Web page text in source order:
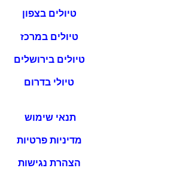
טיולים בצפון
טיולים במרכז
טיולים בירושלים
טיולי בדרום
תנאי שימוש
מדיניות פרטיות
הצהרת נגישות